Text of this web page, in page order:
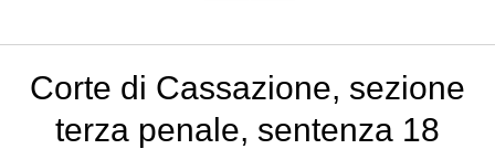
Corte di Cassazione, sezione
terza penale, sentenza 18